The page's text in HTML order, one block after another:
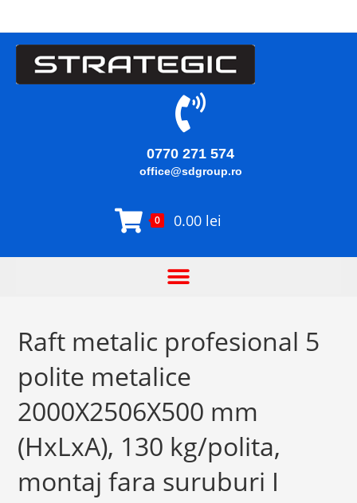
0770 271 574
office@sdgroup.ro
0 0.00 lei
Raft metalic profesional 5
polite metalice
2000X2506X500 mm
(HxLxA), 130 kg/polita,
montaj fara suruburi I